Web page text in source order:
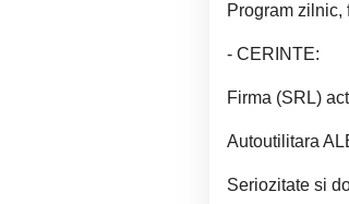
Program zilnic,
- CERINTE:
Firma (SRL)
Autoutilitara
Seriozitate si